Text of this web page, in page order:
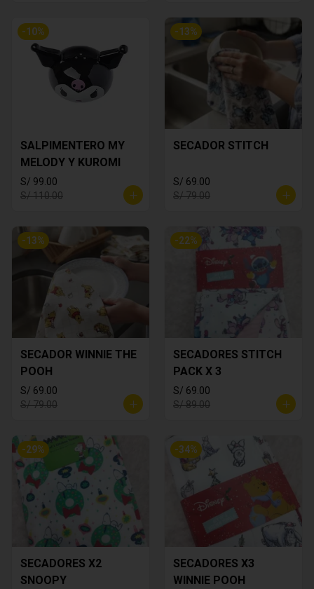
-10%
SALPIMENTERO MY
MELODY Y KUROMI
S/ 99.00
S/ 110.00
-13%
SECADOR STITCH
S/ 69.00
S/ 79.00
-13%
SECADOR WINNIE THE
POOH
S/ 69.00
S/ 79.00
-22%
SECADORES STITCH
PACK X 3
S/ 69.00
S/ 89.00
-29%
SECADORES X2
SNOOPY
-34%
SECADORES X3
WINNIE POOH